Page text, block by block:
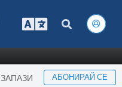
ЗАПАЗИ АБОНИРАЙ СЕ